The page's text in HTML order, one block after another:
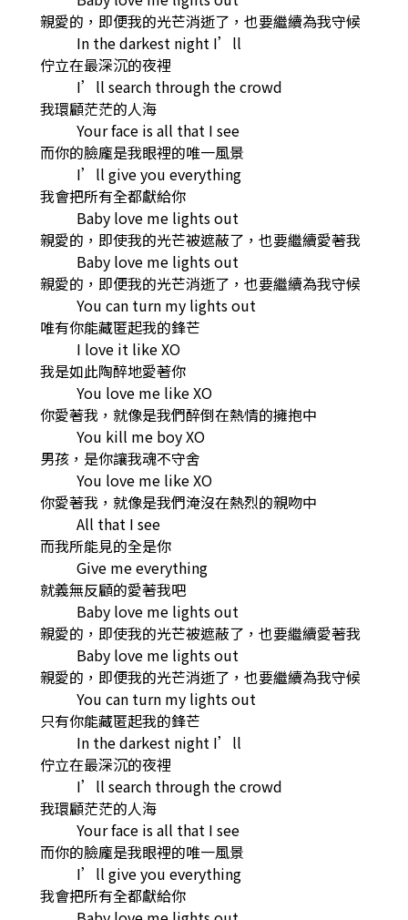
親愛的，即便我的光芒消逝了，也要繼續為我守候
In the darkest night I’ll
佇立在最深沉的夜裡
I’ll search through the crowd
我環顧茫茫的人海
Your face is all that I see
而你的臉龐是我眼裡的唯一風景
I’ll give you everything
我會把所有全都獻給你
Baby love me lights out
親愛的，即使我的光芒被遮蔽了，也要繼續愛著我
Baby love me lights out
親愛的，即便我的光芒消逝了，也要繼續為我守候
You can turn my lights out
唯有你能藏匿起我的鋒芒
I love it like XO
我是如此陶醉地愛著你
You love me like XO
你愛著我，就像是我們醉倒在熱情的擁抱中
You kill me boy XO
男孩，是你讓我魂不守舍
You love me like XO
你愛著我，就像是我們淹沒在熱烈的親吻中
All that I see
而我所能見的全是你
Give me everything
就義無反顧的愛著我吧
Baby love me lights out
親愛的，即使我的光芒被遮蔽了，也要繼續愛著我
Baby love me lights out
親愛的，即便我的光芒消逝了，也要繼續為我守候
You can turn my lights out
只有你能藏匿起我的鋒芒
In the darkest night I’ll
佇立在最深沉的夜裡
I’ll search through the crowd
我環顧茫茫的人海
Your face is all that I see
而你的臉龐是我眼裡的唯一風景
I’ll give you everything
我會把所有全都獻給你